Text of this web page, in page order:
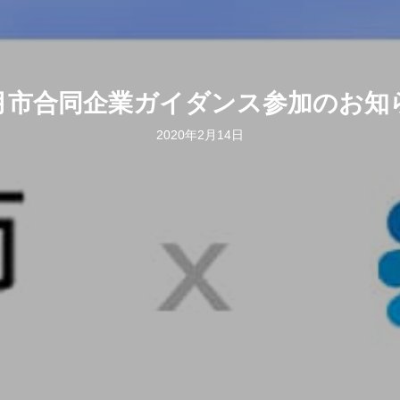
市合同企業ガイダンス参加のお知
2020年2月14日